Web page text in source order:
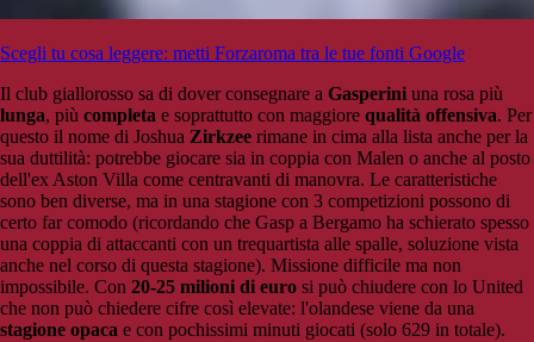
Scegli tu cosa leggere: metti Forzaroma tra le tue fonti Google
Il club giallorosso sa di dover consegnare a Gasperini una rosa più
lunga, più completa e soprattutto con maggiore qualità offensiva. Per
questo il nome di Joshua Zirkzee rimane in cima alla lista anche per la
sua duttilità: potrebbe giocare sia in coppia con Malen o anche al posto
dell'ex Aston Villa come centravanti di manovra. Le caratteristiche
sono ben diverse, ma in una stagione con 3 competizioni possono di
certo far comodo (ricordando che Gasp a Bergamo ha schierato spesso
una coppia di attaccanti con un trequartista alle spalle, soluzione vista
anche nel corso di questa stagione). Missione difficile ma non
impossibile. Con 20-25 milioni di euro si può chiudere con lo United
che non può chiedere cifre così elevate: l'olandese viene da una
stagione opaca e con pochissimi minuti giocati (solo 629 in totale).